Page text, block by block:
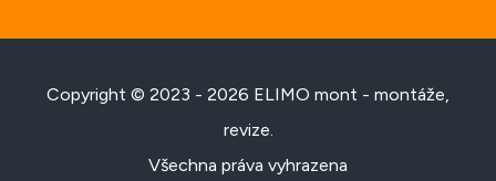
Copyright © 2023 - 2026 ELIMO mont - montáže,
revize.
Všechna práva vyhrazena